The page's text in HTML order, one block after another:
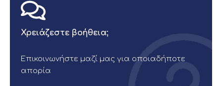
Χρειάζεστε βοήθεια;
Επικοινωνήστε μαζί μας για οποιαδήποτε
απορία